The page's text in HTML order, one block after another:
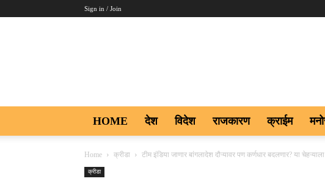
Sign in / Join
HOME देश विदेश राजकारण क्राईम
Home क्रीडा टीम इंडिया जाणार बांगलादेश दौऱ्यावर पण कर्णधार बदलणार? या
क्रीडा